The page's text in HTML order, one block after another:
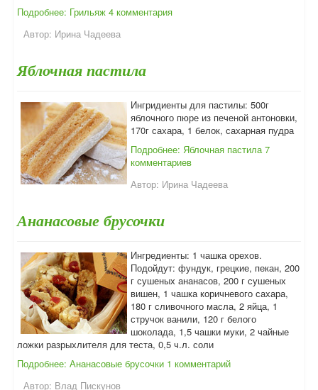
Подробнее: Грильяж 4 комментария
Автор: Ирина Чадеева
Яблочная пастила
Ингридиенты для пастилы: 500г
яблочного пюре из печеной антоновки,
170г сахара, 1 белок, сахарная пудра
Подробнее: Яблочная пастила 7
комментариев
Автор: Ирина Чадеева
Ананасовые брусочки
Ингредиенты: 1 чашка орехов.
Подойдут: фундук, грецкие, пекан, 200
г сушеных ананасов, 200 г сушеных
вишен, 1 чашка коричневого сахара,
180 г сливочного масла, 2 яйца, 1
стручок ванили, 120 г белого
шоколада, 1,5 чашки муки, 2 чайные
ложки разрыхлителя для теста, 0,5 ч.л. соли
Подробнее: Ананасовые брусочки 1 комментарий
Автор: Влад Пискунов